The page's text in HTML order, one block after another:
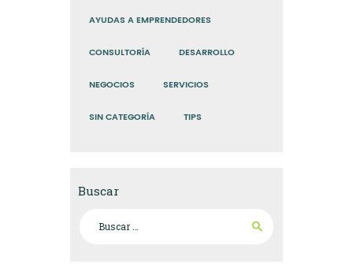
AYUDAS A EMPRENDEDORES
CONSULTORÍA DESARROLLO
NEGOCIOS SERVICIOS
SIN CATEGORÍA TIPS
Buscar